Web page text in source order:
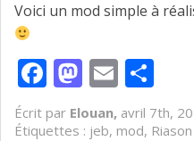
Voici un mod simple à
Facebook
Email
Écrit par Elouan, avril 7th,
Étiquettes : jeb, mod, Riason